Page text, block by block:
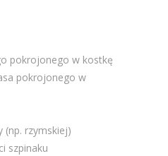
pokrojonego w kostkę
pokrojonego w
(np. rzymskiej)
szpinaku